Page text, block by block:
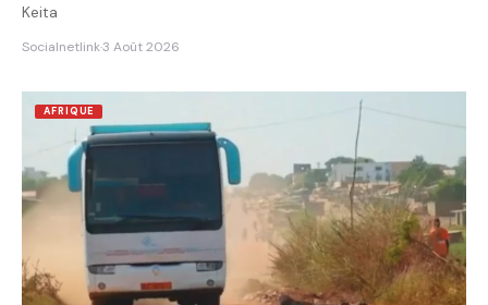
Keita
Socialnetlink·3 Août 2026
AFRIQUE